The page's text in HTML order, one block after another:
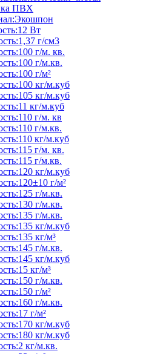
ПВХ
Вт
г/см3
г/м. кв.
г/м.кв.
г/м²
кг/м.куб
кг/м.куб
кг/м.куб
г/м. кв
г/м.кв.
кг/м.куб
г/м. кв.
г/м.кв.
кг/м.куб
г/м²
г/м.кв.
г/м.кв.
г/м.кв.
кг/м.куб
кг/м³
г/м.кв.
кг/м.куб
кг/м³
г/м.кв.
г/м²
г/м.кв.
г/м²
кг/м.куб
кг/м.куб
кг/м.кв.